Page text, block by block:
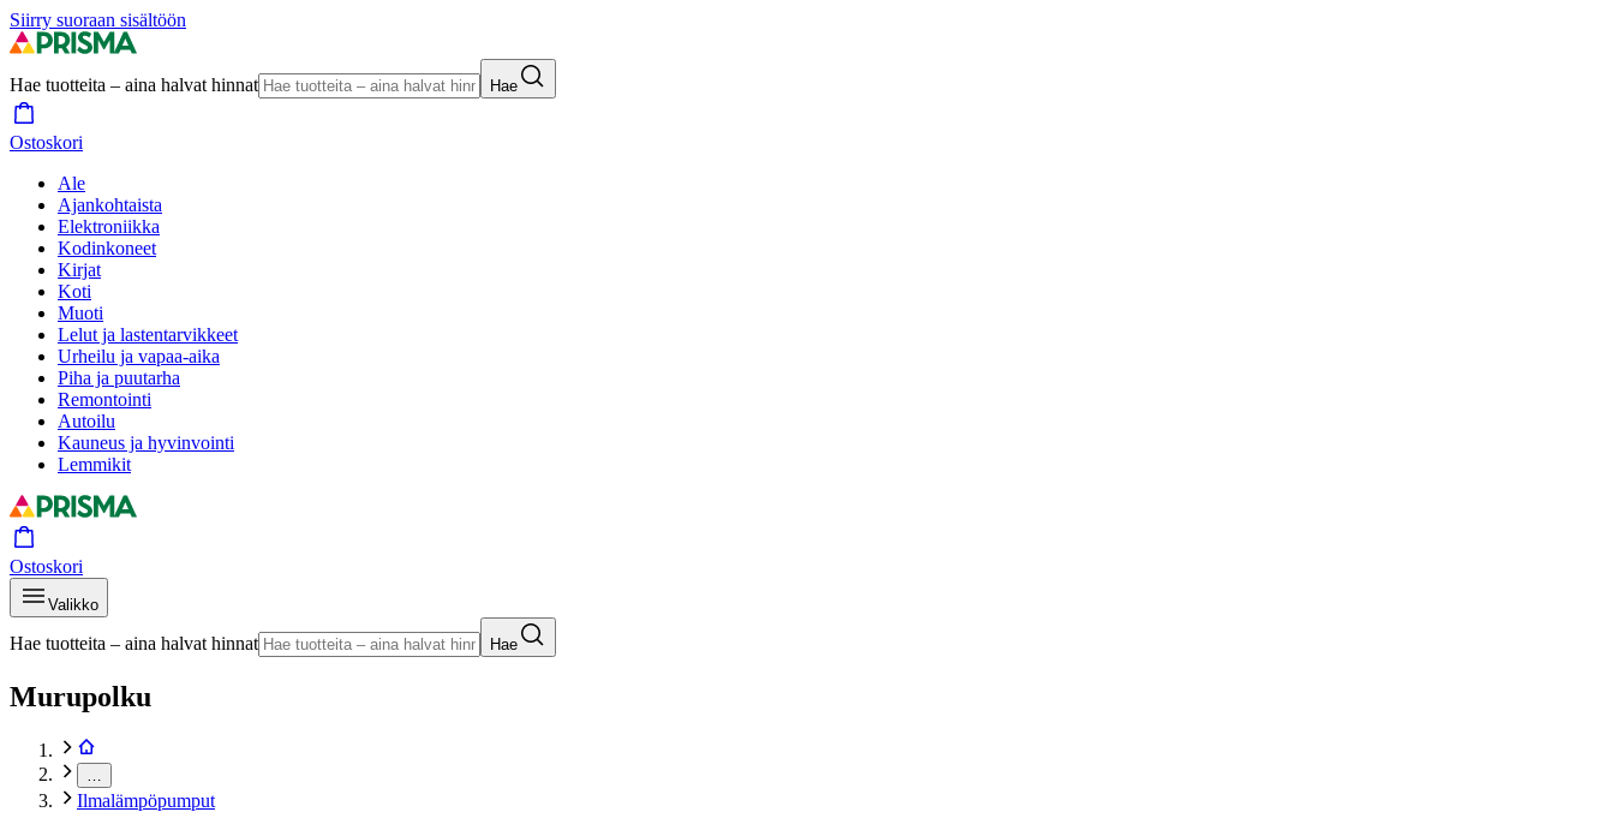
Siirry suoraan sisältöön
Hae tuotteita – aina halvat hinnat Hae
Ostoskori
Ale
Ajankohtaista
Elektroniikka
Kodinkoneet
Kirjat
Koti
Muoti
Lelut ja lastentarvikkeet
Urheilu ja vapaa-aika
Piha ja puutarha
Remontointi
Autoilu
Kauneus ja hyvinvointi
Lemmikit
Ostoskori
Valikko
Hae tuotteita – aina halvat hinnat Hae
Murupolku
Ilmalämpöpumput